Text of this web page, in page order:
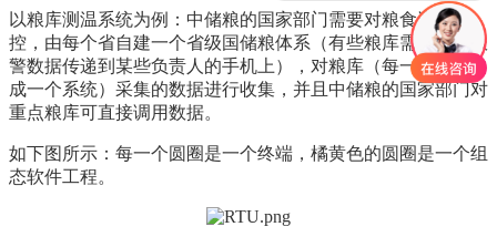
以粮库测温系统为例：中储粮的国家部门需要对粮食进行监
控，由每个省自建一个省级国储粮体系（有些粮库需要温度报
警数据传递到某些负责人的手机上），对粮库（每一个粮库自
成一个系统）采集的数据进行收集，并且中储粮的国家部门对
重点粮库可直接调用数据。
如下图所示：每一个圆圈是一个终端，橘黄色的圆圈是一个组
态软件工程。